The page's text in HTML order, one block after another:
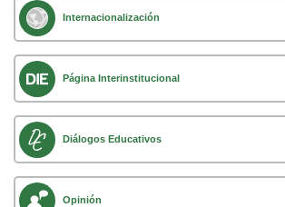
Internacionalización
Página Interinstitucional
Diálogos Educativos
Opinión